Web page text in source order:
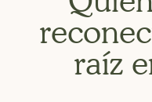
raíz